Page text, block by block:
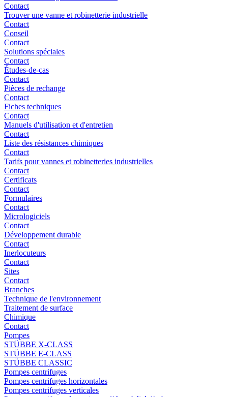
Contact
Trouver une vanne et robinetterie industrielle
Contact
Conseil
Contact
Solutions spéciales
Contact
Études-de-cas
Contact
Pièces de rechange
Contact
Fiches techniques
Contact
Manuels d'utilisation et d'entretien
Contact
Liste des résistances chimiques
Contact
Tarifs pour vannes et robinetteries industrielles
Contact
Certificats
Contact
Formulaires
Contact
Micrologiciels
Contact
Développement durable
Contact
Inerlocuteurs
Contact
Sites
Contact
Branches
Technique de l'environnement
Traitement de surface
Chimique
Contact
Pompes
STÜBBE X-CLASS
STÜBBE E-CLASS
STÜBBE CLASSIC
Pompes centrifuges
Pompes centrifuges horizontales
Pompes centrifuges verticales